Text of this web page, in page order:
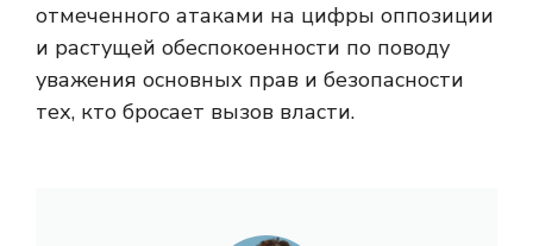
отмеченного атаками на цифры оппозиции
и растущей обеспокоенности по поводу
уважения основных прав и безопасности
тех, кто бросает вызов власти.